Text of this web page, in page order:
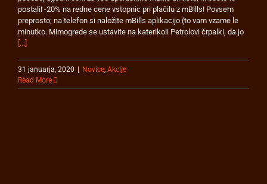
postali! -20% na redne cene vstopnic pri plačilu z mBills! Povsem
preprosto; na telefon si naložite mBills aplikacijo (to vam vzame le
minutko. Mimogrede se ustavite na katerikoli Petrolovi črpalki, da jo
[...]
31 januarja, 2020 | Novice Akcije
Read More